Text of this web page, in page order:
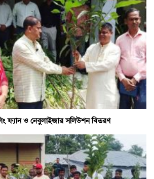
ফ্যান ও নেবুলাইজার সলিউশন বিতরণ